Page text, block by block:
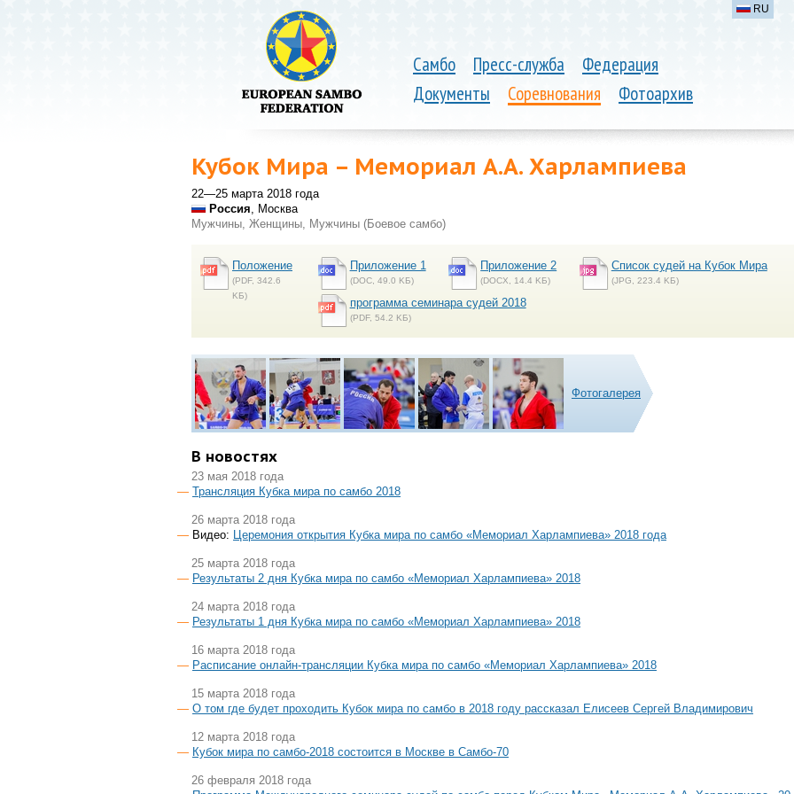
Самбо Пресс-служба
Федерация
Документы
Соревнования Фотоархив
RU
Кубок Мира – Мемориал А.А. Харлампиева
22—25 марта 2018 года
Россия, Москва
Мужчины, Женщины, Мужчины (Боевое самбо)
Положение
(PDF, 342.6
KБ)
Приложение 1
(DOC, 49.0 KБ)
Приложение 2
(DOCX, 14.4 KБ)
Список судей на Кубок Мира
(JPG, 223.4 KБ)
программа семинара судей 2018
(PDF, 54.2 KБ)
Фотогалерея
В новостях
23 мая 2018 года
Трансляция Кубка мира по самбо 2018
26 марта 2018 года
Видео:
Церемония открытия Кубка мира по самбо «Мемориал Харлампиева» 2018 года
25 марта 2018 года
Результаты 2 дня Кубка мира по самбо «Мемориал Харлампиева» 2018
24 марта 2018 года
Результаты 1 дня Кубка мира по самбо «Мемориал Харлампиева» 2018
16 марта 2018 года
Расписание онлайн-трансляции Кубка мира по самбо «Мемориал Харлампиева» 2018
15 марта 2018 года
О том где будет проходить Кубок мира по самбо в 2018 году рассказал Елисеев Сергей Владимирович
12 марта 2018 года
Кубок мира по самбо-2018 состоится в Москве в Самбо-70
26 февраля 2018 года